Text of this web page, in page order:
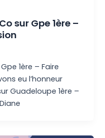
sur Gpe 1ère –
1ère – Faire
eu l’honneur
Guadeloupe 1ère –